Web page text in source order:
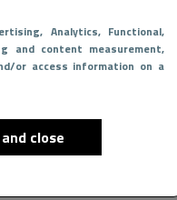
, Analytics, Functional,
and content measurement,
or access information on a
close